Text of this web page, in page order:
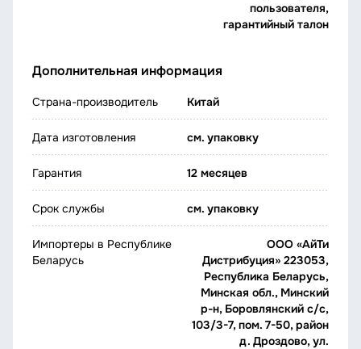
пользователя,
гарантийный талон
Дополнительная информация
Страна-производитель Китай
Дата изготовления см. упаковку
Гарантия 12 месяцев
Срок службы см. упаковку
Импортеры в Республике
Беларусь
ООО «АйТи
Дистрибуция» 223053,
Республика Беларусь,
Минская обл., Минский
р-н, Боровлянский с/с,
103/3-7, пом. 7-50, район
д. Дроздово, ул.